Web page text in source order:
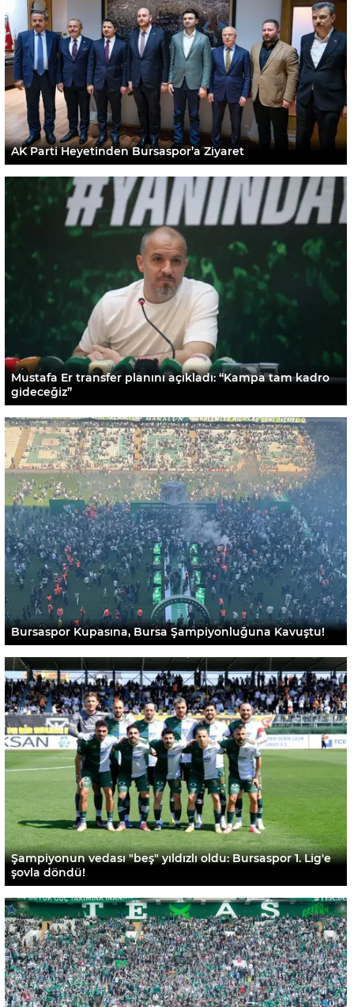
AK Parti Heyetinden Bursaspor’a Ziyaret
Mustafa Er transfer planını açıkladı: “Kampa tam kadro
gideceğiz”
Bursaspor Kupasına, Bursa Şampiyonluğuna Kavuştu!
Şampiyonun vedası "beş" yıldızlı oldu: Bursaspor 1. Lig'e
şovla döndü!